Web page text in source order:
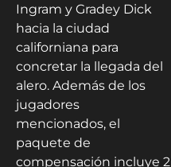
Ingram y Gradey Dick
hacia la ciudad
californiana para
concretar la llegada del
alero. Además de los
jugadores
mencionados, el
paquete de
compensación incluye 2